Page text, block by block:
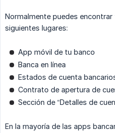
Normalmente puedes encontrar
siguientes lugares:
App móvil de tu banco
Banca en línea
Estados de cuenta
Contrato de apertura de
Sección de “Detalles de
En la mayoría de las apps